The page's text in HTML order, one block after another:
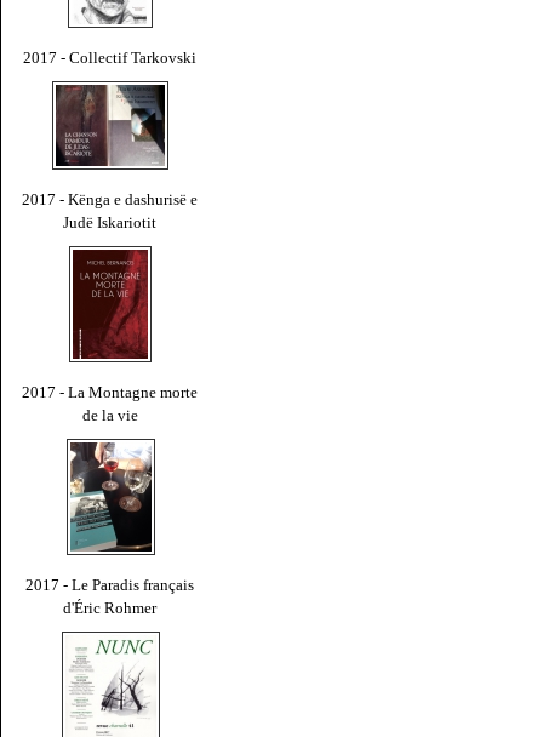
2017 - Collectif Tarkovski
2017 - Kënga e dashurisë e
Judë Iskariotit
2017 - La Montagne morte
de la vie
2017 - Le Paradis français
d'Éric Rohmer